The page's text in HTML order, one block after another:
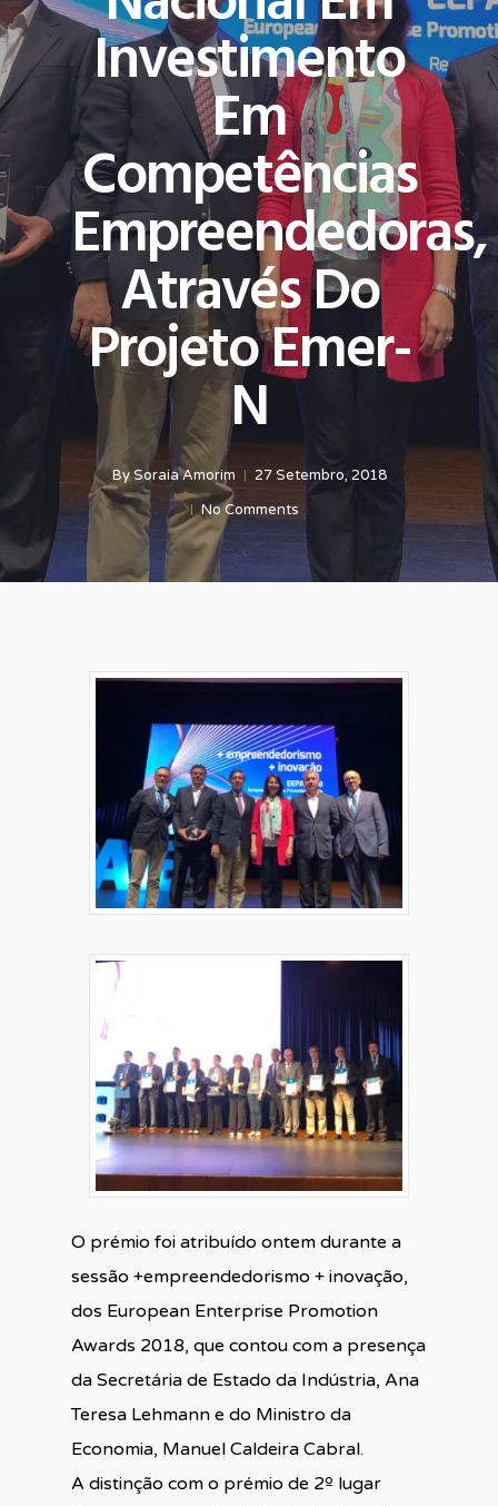
Investimento
Em
Competências
Empreendedoras,
Através Do
Projeto Emer-
N
By Soraia Amorim
27 Setembro, 2018
No Comments
O prémio foi atribuído ontem durante a
sessão +empreendedorismo + inovação,
dos European Enterprise Promotion
Awards 2018, que contou com a presença
da Secretária de Estado da Indústria, Ana
Teresa Lehmann e do Ministro da
Economia, Manuel Caldeira Cabral.
A distinção com o prémio de 2º lugar